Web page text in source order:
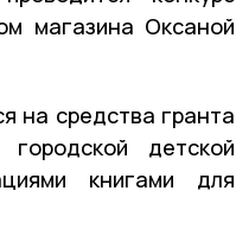
магазина Оксаной
на средства гранта
детской
книгами для